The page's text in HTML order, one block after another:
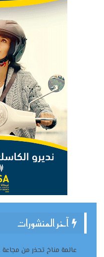
آخر المنشورات
عالمة مناخ تحذر من